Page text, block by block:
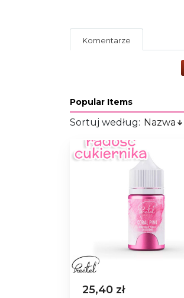
Komentarze
Popular Items
Sortuj według: Nazwa
25,40 zł